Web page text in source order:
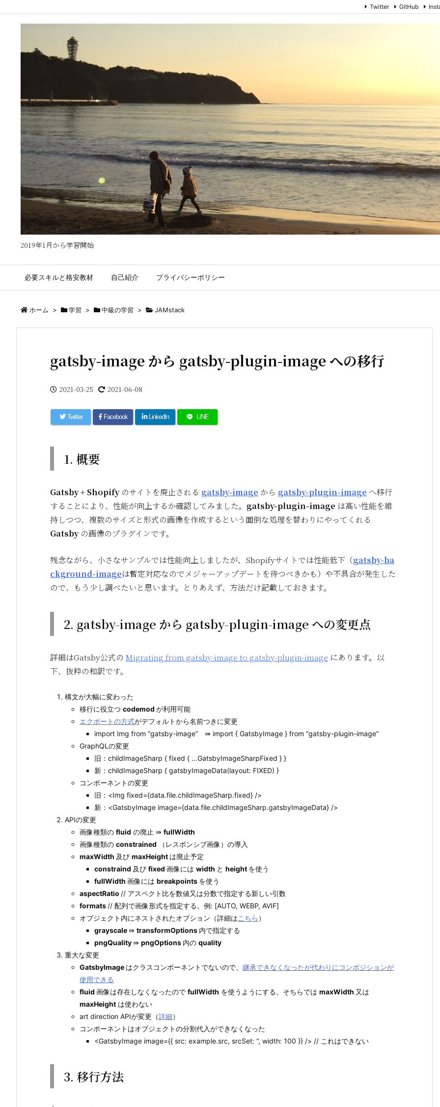
2019年1月から学習開始
必要スキルと格安教材 自己紹介 プライバシーポリシー
Twitter GitHub
ホーム > 学習 > 中級の学習 > JAMstack
gatsby-image から gatsby-plugin-image への移行
2021-03-25 2021-06-08
Twitter Facebook LinkedIn LINE
1. 概要
Gatsby + Shopifyのサイトを廃止される gatsby-image から gatsby-plugin-image へ移行
することにより、性能が向上するか確認してみました。 gatsby-plugin-image は高い性能を維
持しつつ、複数のサイズと形式の画像を作成するという面倒な処理を替わりにやってくれる
Gatsbyの画像のプラグインです。
残念ながら、小さなサンプルでは性能向上しましたが、Shopifyサイトでは性能低下（gatsby-ba
ckground-imageは暫定対応なのでメジャーアップデートを待つべきかも）や不具合が発生した
ので、もう少し調べたいと思います。とりあえず、方法だけ記載しておきます。
2. gatsby-image から gatsby-plugin-image への変更点
詳細はGatsby公式の Migrating from gatsby-image to gatsby-plugin-image にあります。以
下、抜粋の和訳です。
構文が大幅に変わった
移行に役立つ codemod が利用可能
エクポートの方式がデフォルトから名前つきに変更
import Img from “gatsby-image” ⇛ import { GatsbyImage } from “gatsby-plugin-image”
GraphQLの変更
旧：childImageSharp { fixed { …GatsbyImageSharpFixed } }
新：childImageSharp { gatsbyImageData(layout: FIXED) }
コンポーネントの変更
旧：<Img fixed={data.file.childImageSharp.fixed} />
新：<GatsbyImage image={data.file.childImageSharp.gatsbyImageData} />
APIの変更
画像種類の fluid の廃止 ⇛ fullWidth
画像種類の constrained （レスポンシブ画像）の導入
maxWidth 及び maxHeight は廃止予定
constraind 及び fixed 画像には width と height を使う
fullWidth 画像には breakpoints を使う
aspectRatio // アスペクト比を数値又は分数で指定する新しい引数
formats // 配列で画像形式を指定する。例: [AUTO, WEBP, AVIF]
オブジェクト内にネストされたオプション（詳細はこちら ）
grayscale⇛ transformOptions 内で指定する
pngQuality⇛ pngOptions 内の quality
重大な変更
GatsbyImage はクラスコンポーネントでないので、 継承できなくなったが代わりにコンポジションが
使用できる
fluid 画像は存在しなくなったので fullWidth を使うようにする。そちらでは maxWidth 又は
maxHeight は使わない
art direction APIが変更（詳細）
コンポーネントはオブジェクトの分割代入ができなくなった
<GatsbyImage image={{ src: example.src, srcSet: “, width: 100 }} /> // これはできない
3. 移行方法